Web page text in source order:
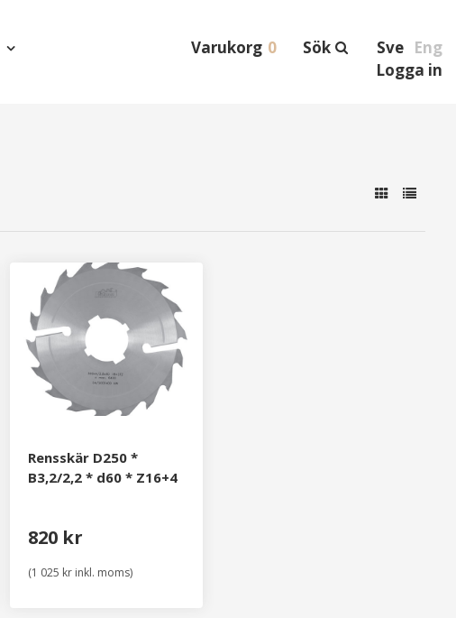
Sve Eng
Sök
Varukorg 0
Logga in
Rensskär D250 *
B3,2/2,2 * d60 * Z16+4
820 kr
(1 025 kr inkl. moms)